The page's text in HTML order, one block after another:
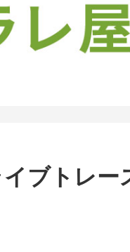
ブトレー